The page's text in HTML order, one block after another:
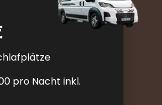
pro Nacht inkl.